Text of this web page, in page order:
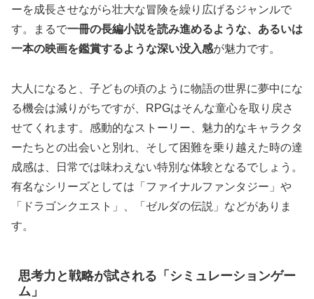
ーを成長させながら壮大な冒険を繰り広げるジャンルで
す。まるで一冊の長編小説を読み進めるような、あるいは
一本の映画を鑑賞するような深い没入感が魅力です。
大人になると、子どもの頃のように物語の世界に夢中にな
る機会は減りがちですが、RPGはそんな童心を取り戻さ
せてくれます。感動的なストーリー、魅力的なキャラクタ
ーたちとの出会いと別れ、そして困難を乗り越えた時の達
成感は、日常では味わえない特別な体験となるでしょう。
有名なシリーズとしては「ファイナルファンタジー」や
「ドラゴンクエスト」、「ゼルダの伝説」などがありま
す。
思考力と戦略が試される「シミュレーションゲー
ム」